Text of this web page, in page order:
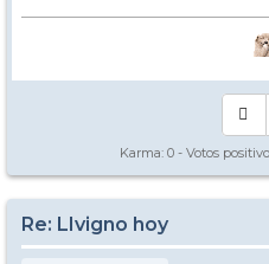
Karma: 0 - Votos
Re: LIvigno hoy